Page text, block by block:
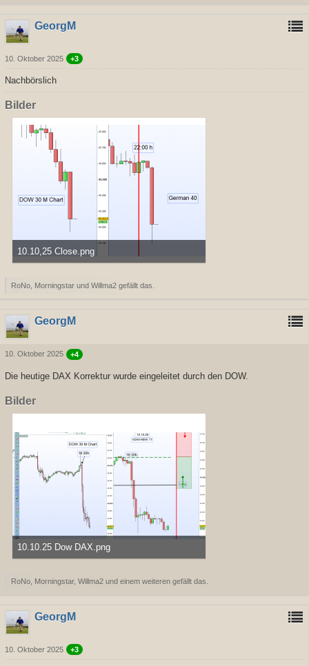
GeorgM
10. Oktober 2025 +3
Nachbörslich
Bilder
10.10,25 Close.png
14,39 kB, 874×596, 307 mal angesehen
RoNo, Morningstar und Willma2 gefällt das.
GeorgM
10. Oktober 2025 +4
Die heutige DAX Korrektur wurde eingeleitet durch den DOW.
Bilder
10.10.25 Dow DAX.png
41,59 kB, 1.367×759, 328 mal angesehen
RoNo, Morningstar, Willma2 und einem weiteren gefällt das.
GeorgM
10. Oktober 2025 +3